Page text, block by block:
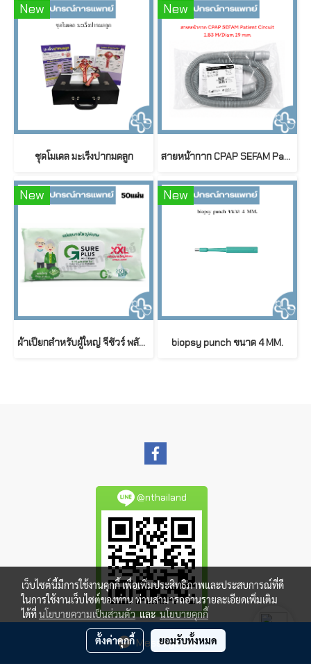
Message Us
New
ชุดโมเดล มะเร็งปากมดลูก
New
สายหน้ากาก CPAP SEFAM Patient Circuit 1.83 M / Diameter 19 mm
New
ผ้าเปียกสำหรับผู้ใหญ่ จีชัวร์ พลัส สูตรอ่อนโยนพิเศษ ขนาดใหญ่พิเศษ G sure Plus Adult Wet Wipes (50 ชิ้น/ห่อ)
New
biopsy punch ขนาด 4 MM.
@nthailand
Copy right by makewebeasy.com
เว็บไซต์นี้มีการใช้งานคุกกี้ เพื่อเพิ่มประสิทธิภาพและประสบการณ์ที่ดี
ในการใช้งานเว็บไซต์ของท่าน ท่านสามารถอ่านรายละเอียดเพิ่มเติม
ได้ที่นโยบายความเป็นส่วนตัวและนโยบายคุกกี้
ตั้งค่าคุกกี้ ยอมรับทั้งหมด